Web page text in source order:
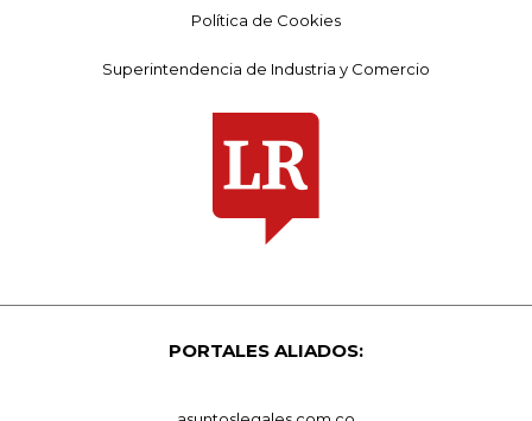
Política de Cookies
Superintendencia de Industria y Comercio
PORTALES ALIADOS: